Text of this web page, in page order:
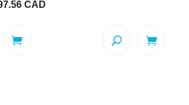
Le
actuel
CAD
$879.00.$571.35.